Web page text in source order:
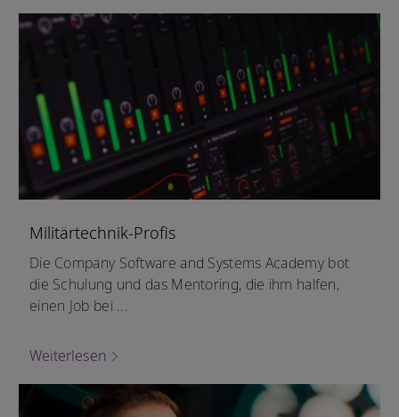
Militärtechnik-Profis
Die Company Software and Systems Academy bot
die Schulung und das Mentoring, die ihm halfen,
einen Job bei ...
Weiterlesen